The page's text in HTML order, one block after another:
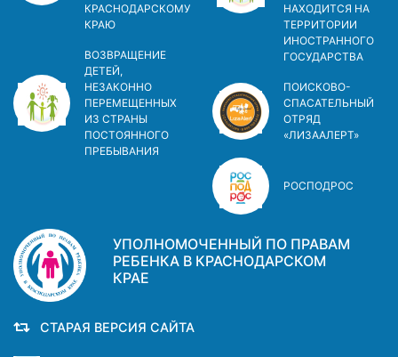
КРАСНОДАРСКОМУ
КРАЮ
ВОЗВРАЩЕНИЕ
ДЕТЕЙ,
НЕЗАКОННО
ПЕРЕМЕЩЕННЫХ
ИЗ СТРАНЫ
ПОСТОЯННОГО
ПРЕБЫВАНИЯ
НАХОДИТСЯ НА
ТЕРРИТОРИИ
ИНОСТРАННОГО
ГОСУДАРСТВА
ПОИСКОВО-
СПАСАТЕЛЬНЫЙ
ОТРЯД
«ЛИЗААЛЕРТ»
РОСПОДРОС
УПОЛНОМОЧЕННЫЙ ПО ПРАВАМ
РЕБЕНКА В КРАСНОДАРСКОМ
КРАЕ
СТАРАЯ ВЕРСИЯ САЙТА